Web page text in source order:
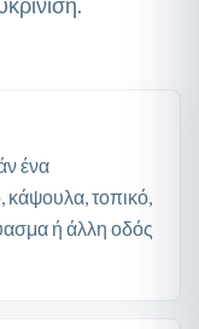
ένα
τοπικό,
ή άλλη οδός